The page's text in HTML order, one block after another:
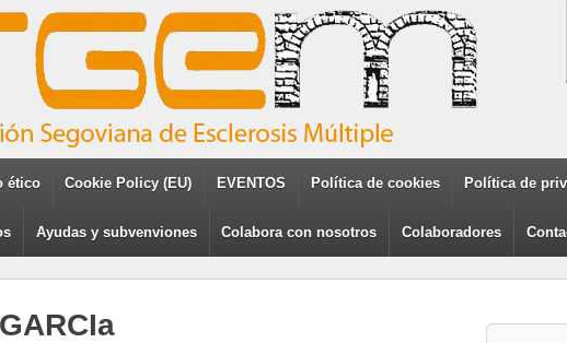
ético Cookie Policy (EU) EVENTOS Política de cookies Política de
Ayudas y subvenviones Colabora con nosotros Colaboradores